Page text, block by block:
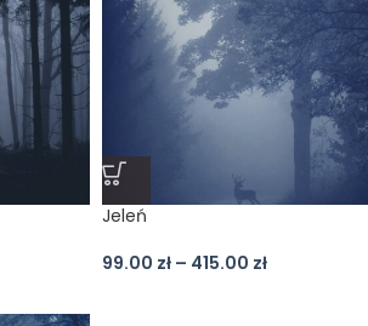
Jeleń
99.00 zł – 415.00 zł